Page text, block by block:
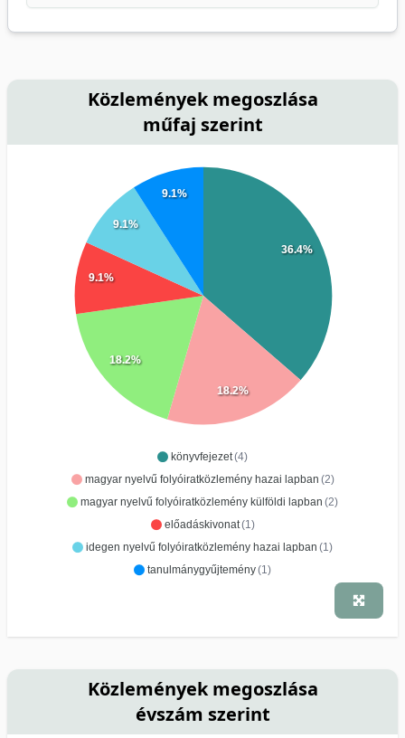
Közlemények megoszlása
műfaj szerint
könyvfejezet(4)
magyar nyelvű folyóiratközlemény hazai lapban (2)
magyar nyelvű folyóiratközlemény külföldi lapban (2)
előadáskivonat(1)
idegen nyelvű folyóiratközlemény hazai lapban (1)
tanulmánygyűjtemény(1)
36.4%
18.2%
18.2%
9.1%
9.1%
9.1%
Közlemények megoszlása
évszám szerint